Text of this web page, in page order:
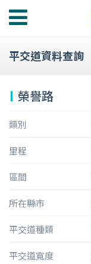
功
選
平交道資料查詢
榮譽路
類別
里程
區間
所在縣市
平交道種類
平交道寬度